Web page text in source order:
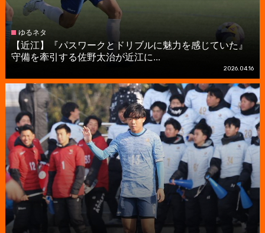
ゆるネタ
【近江】『パスワークとドリブルに魅力を感じていた』
守備を牽引する佐野太治が近江に...
2026.04.16